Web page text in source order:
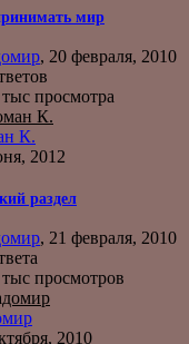
мир
, 20 февраля, 2010
тыс просмотра
К.
2012
раздел
, 21 февраля, 2010
просмотров
2010